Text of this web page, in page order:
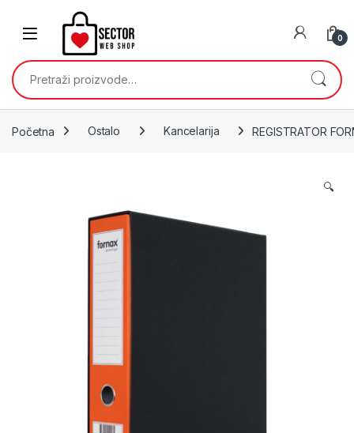
Skip to navigation
0
Pretraži:
Početna Ostalo Kancelarija REGISTRATOR
🔍